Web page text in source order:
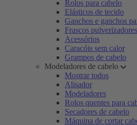
Rolos para cabelo
Elásticos de tecido
Ganchos e ganchos
Frascos pulverizadores
Acessórios
Caracóis sem calor
Grampos de cabelo
Modeladores de cabelo
Mostrar todos
Alisador
Modeladores
Rolos quentes para
Secadores de cabelo
Máquina de cortar